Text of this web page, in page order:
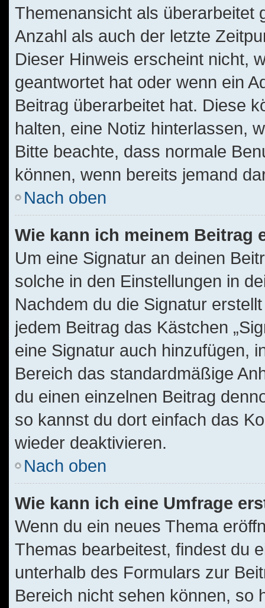
Themenansicht als überarbeitet
Anzahl als auch der letzte
Dieser Hinweis erscheint nicht,
geantwortet hat oder wenn ein
Beitrag überarbeitet hat. Diese
halten, eine Notiz hinterlassen,
Bitte beachte, dass normale
können, wenn bereits jemand
Nach oben
Wie kann ich meinem Beitrag
Um eine Signatur an deinen
solche in den Einstellungen in
Nachdem du die Signatur
jedem Beitrag das Kästchen
eine Signatur auch hinzufügen,
Bereich das standardmäßige
du einen einzelnen Beitrag
so kannst du dort einfach das
wieder deaktivieren.
Nach oben
Wie kann ich eine Umfrage
Wenn du ein neues Thema
Themas bearbeitest, findest du
unterhalb des Formulars zur
Bereich nicht sehen können, so